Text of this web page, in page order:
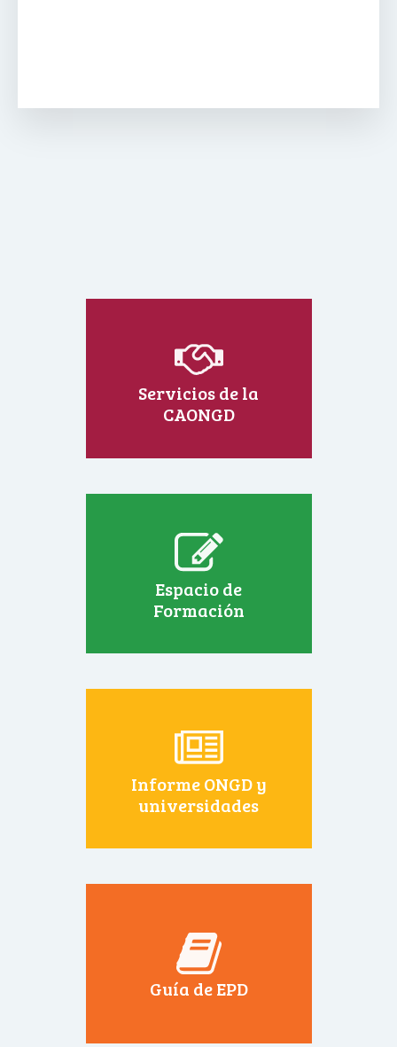
Servicios de la
CAONGD
Espacio de
Formación
Informe ONGD y
universidades
Guía de EPD